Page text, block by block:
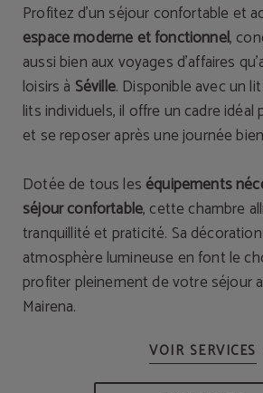
Profitez d’un séjour confortable et
espace moderne et fonctionnel,
aussi bien aux voyages d’affaires
loisirs à Séville. Disponible avec un
lits individuels, il offre un cadre
et se reposer après une journée
Dotée de tous les équipements
séjour confortable, cette chambre
tranquillité et praticité. Sa
atmosphère lumineuse en font le
profiter pleinement de votre séjour
Mairena.